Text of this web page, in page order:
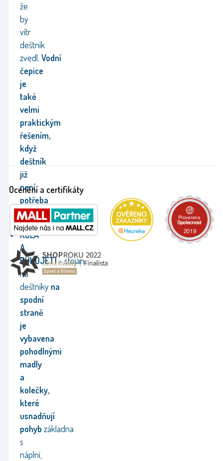
že
by
vítr
deštník
zvedl. Vodní
čepice
je
také
velmi
praktickým
řešením,
když
deštník
již
není
potřeba
.
KOLA
A
RUKOJETI-stojan
na
deštníky na
spodní
straně
je
vybavena
pohodlnými
madly
a
kolečky,
které
usnadňují
pohyb základna
s
náplní,
Ocenění a certifikáty